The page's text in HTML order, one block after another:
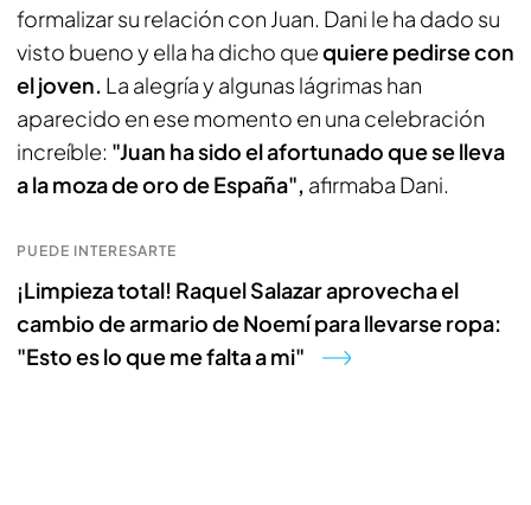
formalizar su relación con Juan. Dani le ha dado su
visto bueno y ella ha dicho quequiere pedirse con
el joven. La alegría y algunas lágrimas han
aparecido en ese momento en una celebración
increíble: "Juan ha sido el afortunado que se lleva
a la moza de oro de España", afirmaba Dani.
PUEDE INTERESARTE
¡Limpieza total! Raquel Salazar aprovecha el
cambio de armario de Noemí para llevarse ropa:
"Esto es lo que me falta a mi"